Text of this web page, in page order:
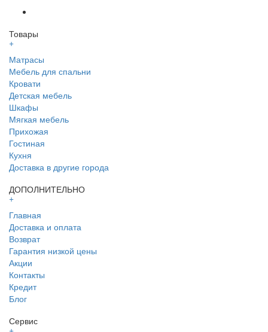
Товары
+
Матрасы
Мебель для спальни
Кровати
Детская мебель
Шкафы
Мягкая мебель
Прихожая
Гостиная
Кухня
Доставка в другие города
ДОПОЛНИТЕЛЬНО
+
Главная
Доставка и оплата
Возврат
Гарантия низкой цены
Акции
Контакты
Кредит
Блог
Сервис
+